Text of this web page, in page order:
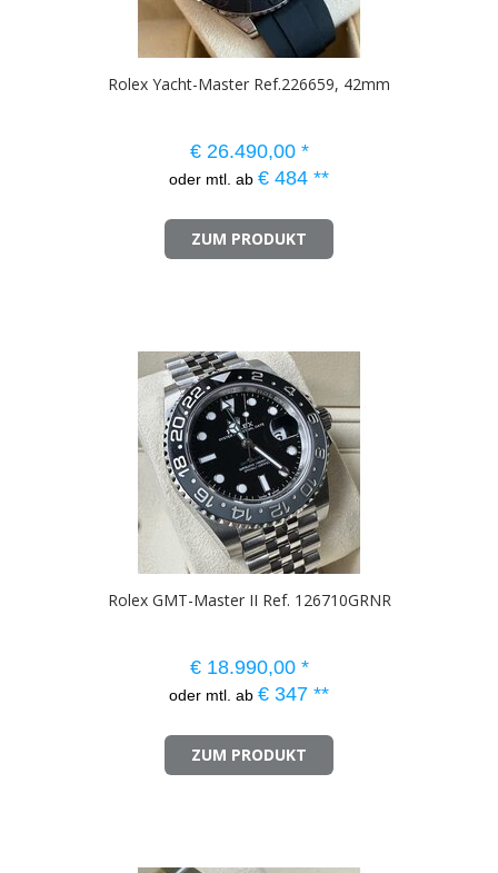
Rolex Yacht-Master Ref.226659, 42mm
€26.490,00 *
oder mtl. ab € 484 **
ZUM PRODUKT
Rolex GMT-Master II Ref. 126710GRNR
€18.990,00 *
oder mtl. ab € 347 **
ZUM PRODUKT